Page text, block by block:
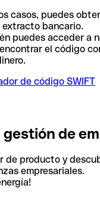
casos, puedes
extracto bancario.
puedes acceder a
el código
de código SWIFT
de
de producto y
empresariales.